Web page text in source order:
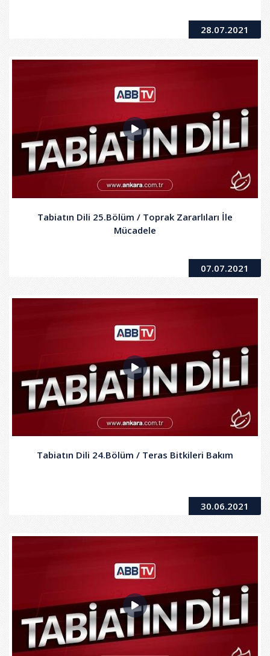
28.07.2021
Tabiatın Dili 25.Bölüm / Toprak Zararlıları İle
Mücadele
07.07.2021
Tabiatın Dili 24.Bölüm / Teras Bitkileri Bakım
30.06.2021